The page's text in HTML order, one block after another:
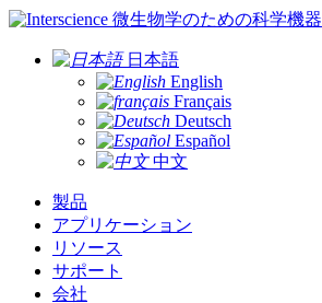
微生物学のための科学機器
日本語
English
Français
Deutsch
Español
中文
製品
アプリケーション
リソース
サポート
会社